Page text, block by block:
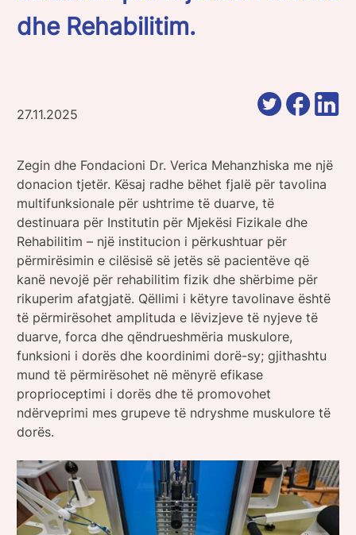
dhe Rehabilitim.
27.11.2025
Zegin dhe Fondacioni Dr. Verica Mehanzhiska me një
donacion tjetër. Kësaj radhe bëhet fjalë për tavolina
multifunksionale për ushtrime të duarve, të
destinuara për Institutin për Mjekësi Fizikale dhe
Rehabilitim – një institucion i përkushtuar për
përmirësimin e cilësisë së jetës së pacientëve që
kanë nevojë për rehabilitim fizik dhe shërbime për
rikuperim afatgjatë. Qëllimi i këtyre tavolinave është
të përmirësohet amplituda e lëvizjeve të nyjeve të
duarve, forca dhe qëndrueshmëria muskulore,
funksioni i dorës dhe koordinimi dorë-sy; gjithashtu
mund të përmirësohet në mënyrë efikase
proprioceptimi i dorës dhe të promovohet
ndërveprimi mes grupeve të ndryshme muskulore të
dorës.